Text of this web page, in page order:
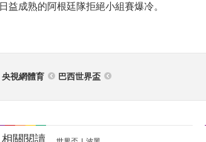
日益成熟的阿根廷隊拒絕小組賽爆冷。
央視網體育 巴西世界盃
相關閱讀